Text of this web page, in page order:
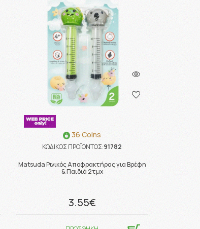
36 Coins
ΚΩΔΙΚΟΣ ΠΡΟΪΟΝΤΟΣ:91782
Matsuda Ρινικός Αποφρακτήρας για Βρέφη
& Παιδιά 2τμχ
3.55€